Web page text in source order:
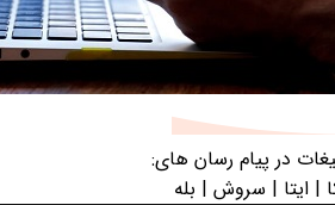
در پیام رسان های:
| ایتا | سروش | بله